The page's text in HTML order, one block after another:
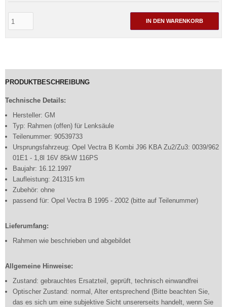
IN DEN WARENKORB
PRODUKTBESCHREIBUNG
Technische Details:
Hersteller: GM
Typ: Rahmen (offen) für Lenksäule
Teilenummer: 90539733
Ursprungsfahrzeug: Opel Vectra B Kombi J96 KBA Zu2/Zu3: 0039/962
01E1 - 1,8l 16V 85kW 116PS
Baujahr: 16.12.1997
Laufleistung: 241315 km
Zubehör: ohne
passend für: Opel Vectra B 1995 - 2002 (bitte auf Teilenummer)
Lieferumfang:
Rahmen wie beschrieben und abgebildet
Allgemeine Hinweise:
Zustand: gebrauchtes Ersatzteil, geprüft, technisch einwandfrei
Optischer Zustand: normal, Alter entsprechend (Bitte beachten Sie,
das es sich um eine subjektive Sicht unsererseits handelt, wenn Sie